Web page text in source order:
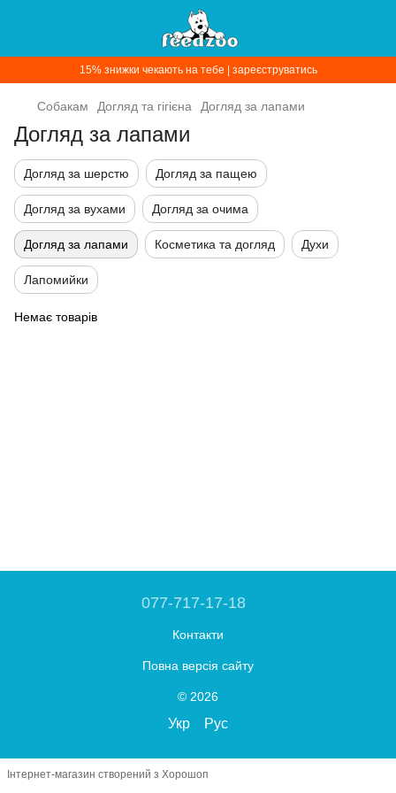
15% знижки чекають на тебе | зареєструватись
Собакам Догляд та гігієна Догляд за лапами
Догляд за лапами
Догляд за шерстю Догляд за пащею
Догляд за вухами Догляд за очима
Догляд за лапами Косметика та догляд Духи
Лапомийки
Немає товарів
077-717-17-18
Контакти
Повна версія сайту
© 2026
Укр Рус
Інтернет-магазин створений з Хорошоп